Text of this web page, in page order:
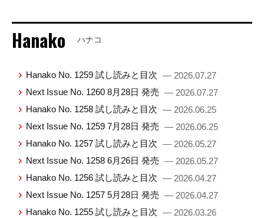
Hanako ハナコ
Hanako No. 1259 試し読みと目次 — 2026.07.27
Next Issue No. 1260 8月28日 発売 — 2026.07.27
Hanako No. 1258 試し読みと目次 — 2026.06.25
Next Issue No. 1259 7月28日 発売 — 2026.06.25
Hanako No. 1257 試し読みと目次 — 2026.05.27
Next Issue No. 1258 6月26日 発売 — 2026.05.27
Hanako No. 1256 試し読みと目次 — 2026.04.27
Next Issue No. 1257 5月28日 発売 — 2026.04.27
Hanako No. 1255 試し読みと目次 — 2026.03.26